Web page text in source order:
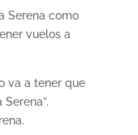
Serena como
vuelos a
va a tener que